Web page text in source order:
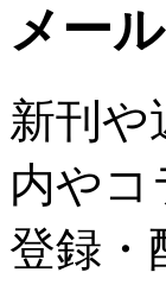
メー
新刊や
内やコ
登録・